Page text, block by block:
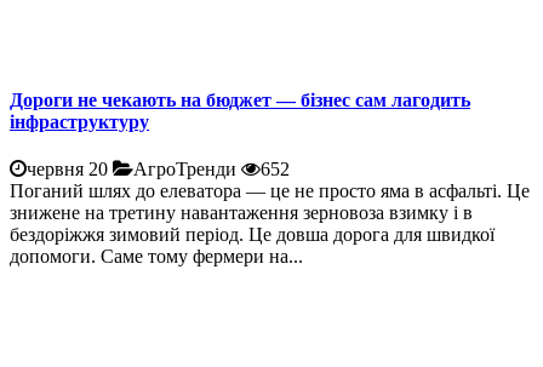
Дороги не чекають на бюджет — бізнес сам лагодить
інфраструктуру
червня 20 АгроТренди
652
Поганий шлях до елеватора — це не просто яма в асфальті. Це
знижене на третину навантаження зерновоза взимку і в
бездоріжжя зимовий період. Це довша дорога для швидкої
допомоги. Саме тому фермери на...